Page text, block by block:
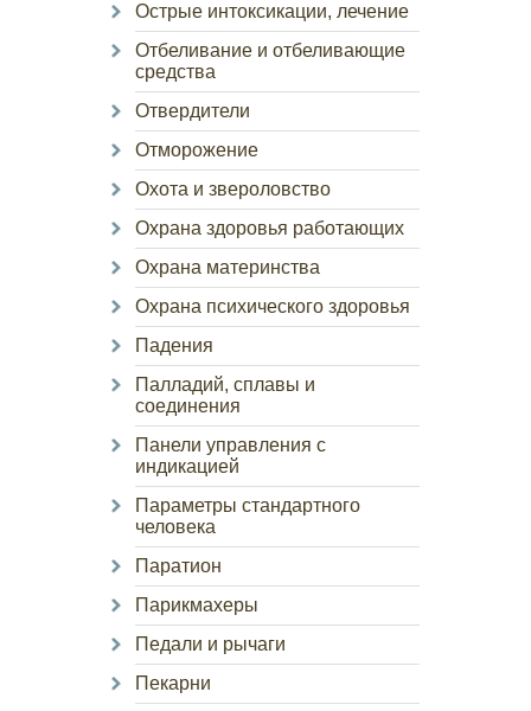
Острые интоксикации, лечение
Отбеливание и отбеливающие
средства
Отвердители
Отморожение
Охота и звероловство
Охрана здоровья работающих
Охрана материнства
Охрана психического здоровья
Падения
Палладий, сплавы и
соединения
Панели управления с
индикацией
Параметры стандартного
человека
Паратион
Парикмахеры
Педали и рычаги
Пекарни